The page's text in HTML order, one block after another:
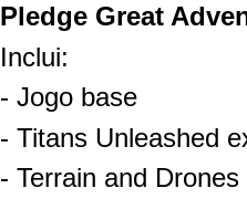
Pledge Great
Inclui:
- Jogo base
- Titans Unleashed
- Terrain and Drones